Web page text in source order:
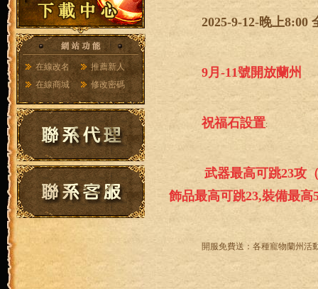
在線改名
推薦新人
在線商城
修改密碼
2025-9-12-晚上8:00
9月-11號開放蘭州
祝福石設置:
武器最高可跳23攻
飾品最高可跳23,裝備最高
開服免費送：各種寵物蘭州活